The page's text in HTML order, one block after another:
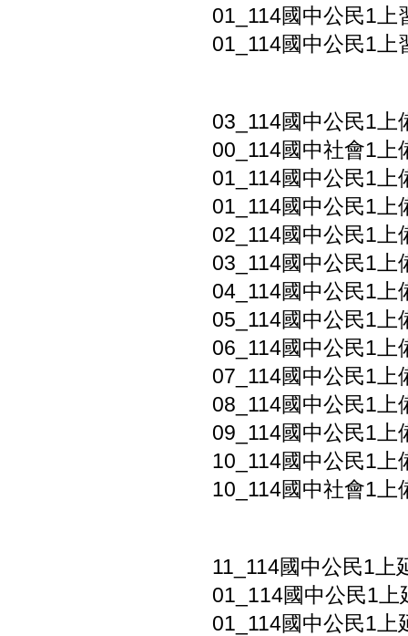
01_114國中公民1上
01_114國中公民1上
03_114國中公民1上
00_114國中社會1上
01_114國中公民1上
01_114國中公民1上
02_114國中公民1上
03_114國中公民1上
04_114國中公民1上
05_114國中公民1上
06_114國中公民1上
07_114國中公民1上
08_114國中公民1上
09_114國中公民1上
10_114國中公民1上
10_114國中社會1上
11_114國中公民1上
01_114國中公民1
01_114國中公民1上